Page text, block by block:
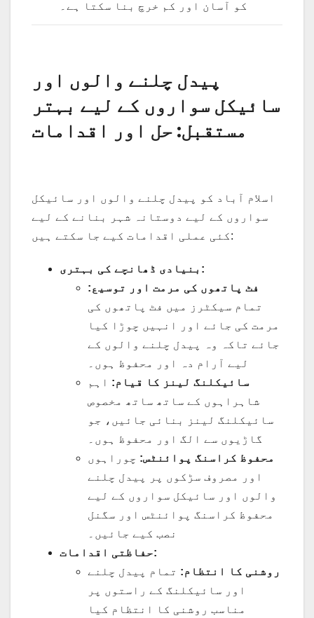
کو آسان اور کم خرچ بنا سکتا ہے۔
پیدل چلنے والوں اور
سائیکل سواروں کے لیے بہتر
مستقبل: حل اور اقدامات
اسلام آباد کو پیدل چلنے والوں اور سائیکل
سواروں کے لیے دوستانہ شہر بنانے کے لیے
کئی عملی اقدامات کیے جا سکتے ہیں:
بنیادی ڈھانچے کی بہتری:
فٹ پاتھوں کی مرمت اور توسیع:
تمام سیکٹرز میں فٹ پاتھوں کی
مرمت کی جائے اور انہیں چوڑا کیا
جائے تاکہ وہ پیدل چلنے والوں کے
لیے آرام دہ اور محفوظ ہوں۔
سائیکلنگ لینز کا قیام: اہم
شاہراہوں کے ساتھ ساتھ مخصوص
سائیکلنگ لینز بنائی جائیں، جو
گاڑیوں سے الگ اور محفوظ ہوں۔
محفوظ کراسنگ پوائنٹس: چوراہوں
اور مصروف سڑکوں پر پیدل چلنے
والوں اور سائیکل سواروں کے لیے
محفوظ کراسنگ پوائنٹس اور سگنل
نصب کیے جائیں۔
حفاظتی اقدامات:
روشنی کا انتظام: تمام پیدل چلنے
اور سائیکلنگ کے راستوں پر
مناسب روشنی کا انتظام کیا